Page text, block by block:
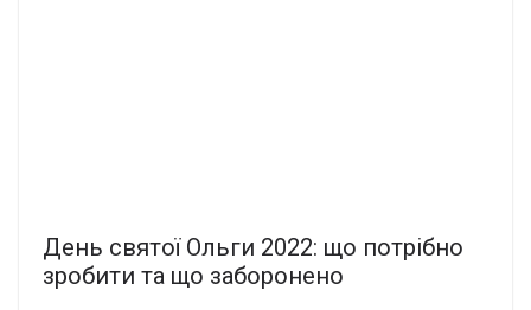
День святої Ольги 2022: що потрібно
зробити та що заборонено